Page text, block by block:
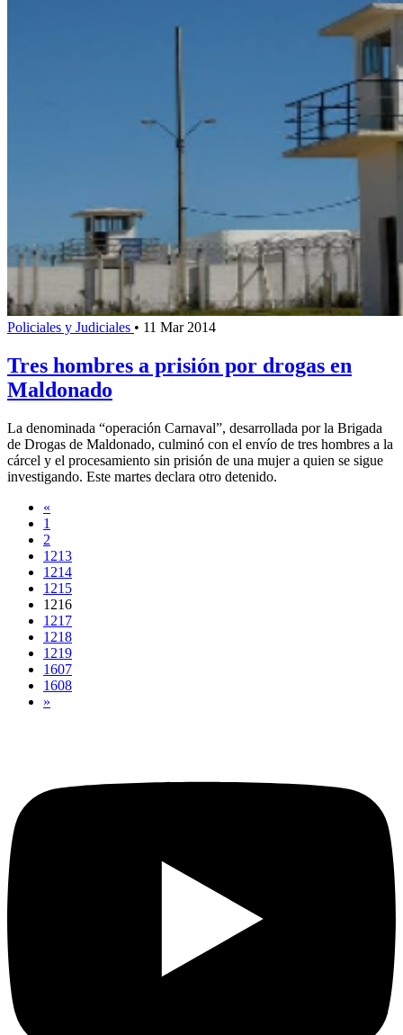
Policiales y Judiciales • 11 Mar 2014
Tres hombres a prisión por drogas en
Maldonado
La denominada “operación Carnaval”, desarrollada por la Brigada
de Drogas de Maldonado, culminó con el envío de tres hombres a la
cárcel y el procesamiento sin prisión de una mujer a quien se sigue
investigando. Este martes declara otro detenido.
«
1
2
1213
1214
1215
1216
1217
1218
1219
1607
1608
»